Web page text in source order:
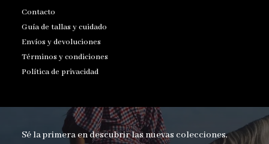
Contacto
Guía de tallas y cuidado
Envíos y devoluciones
Términos y condiciones
Política de privacidad
Sé la primera en descubrir las nuevas colecciones,